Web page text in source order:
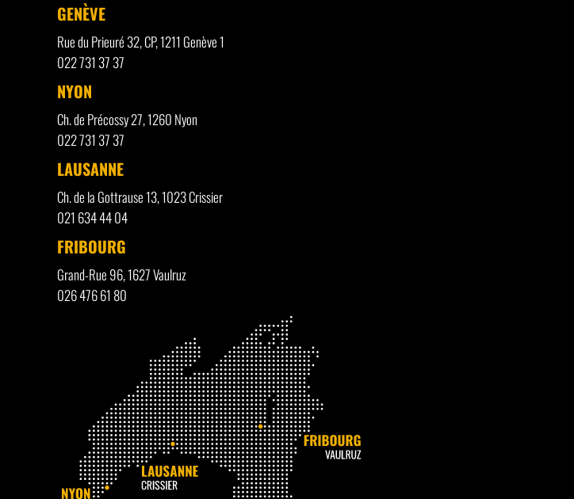
GENÈVE
Rue du Prieuré 32, CP, 1211 Genève 1
022 731 37 37
NYON
Ch. de Précossy 27, 1260 Nyon
022 731 37 37
LAUSANNE
Ch. de la Gottrause 13, 1023 Crissier
021 634 44 04
FRIBOURG
Grand-Rue 96, 1627 Vaulruz
026 476 61 80